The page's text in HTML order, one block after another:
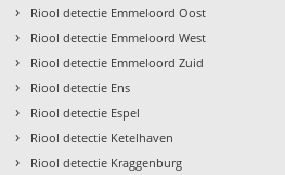
› Riool detectie Emmeloord Oost
› Riool detectie Emmeloord West
› Riool detectie Emmeloord Zuid
› Riool detectie Ens
› Riool detectie Espel
› Riool detectie Ketelhaven
› Riool detectie Kraggenburg